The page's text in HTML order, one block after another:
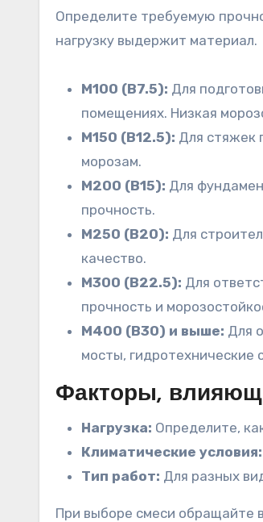
Определите требуемую
нагрузку выдержит материал.
М100 (В7.5): Для
помещениях. Низкая
М150 (В12.5): Для стяжек
морозам.
М200 (В15): Для
прочность.
М250 (В20): Для
качество.
М300 (В22.5): Для
прочность и
М400 (В30) и выше: Для
мосты, гидротехнические
Факторы,
Нагрузка: Определите,
Климатические условия:
Тип работ: Для разных
При выборе смеси обращайте